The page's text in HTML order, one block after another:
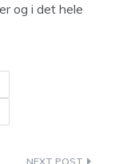
og i det hele